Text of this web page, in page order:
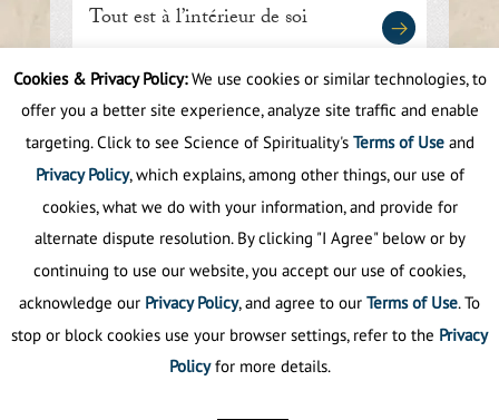
Tout est à l’intérieur de soi
6
Politique de confidentialité
Cookies & Privacy Policy:We use cookies or similar technologies, to
offer you a better site experience, analyze site traffic and enable
targeting. Click to see Science of Spirituality's Terms of Useand
Privacy Policy, which explains, among other things, our use of
cookies, what we do with your information, and provide for
alternate dispute resolution. By clicking "I Agree" below or by
continuing to use our website, you accept our use of cookies,
acknowledge our Privacy Policy, and agree to our Terms of Use. To
stop or block cookies use your browser settings, refer to the Privacy
Policyfor more details.